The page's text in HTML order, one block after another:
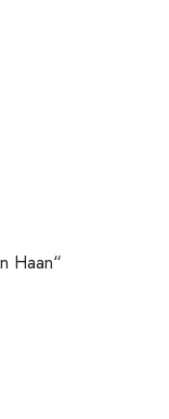
Haan“